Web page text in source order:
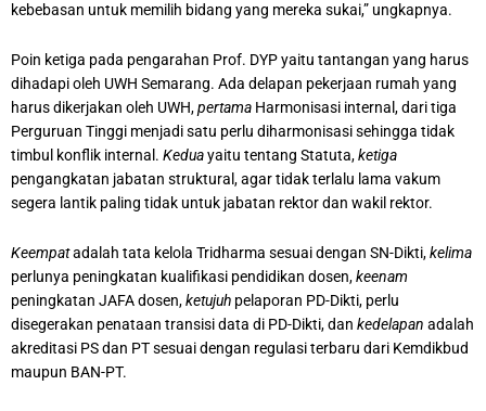
kebebasan untuk memilih bidang yang mereka sukai,” ungkapnya.
Poin ketiga pada pengarahan Prof. DYP yaitu tantangan yang harus
dihadapi oleh UWH Semarang. Ada delapan pekerjaan rumah yang
harus dikerjakan oleh UWH,pertama Harmonisasi internal, dari tiga
Perguruan Tinggi menjadi satu perlu diharmonisasi sehingga tidak
timbul konflik internal. Keduayaitu tentang Statuta,ketiga
pengangkatan jabatan struktural, agar tidak terlalu lama vakum
segera lantik paling tidak untuk jabatan rektor dan wakil rektor.
Keempatadalah tata kelola Tridharma sesuai dengan SN-Dikti,kelima
perlunya peningkatan kualifikasi pendidikan dosen,keenam
peningkatan JAFA dosen,ketujuh pelaporan PD-Dikti, perlu
disegerakan penataan transisi data di PD-Dikti, dan kedelapan adalah
akreditasi PS dan PT sesuai dengan regulasi terbaru dari Kemdikbud
maupun BAN-PT.